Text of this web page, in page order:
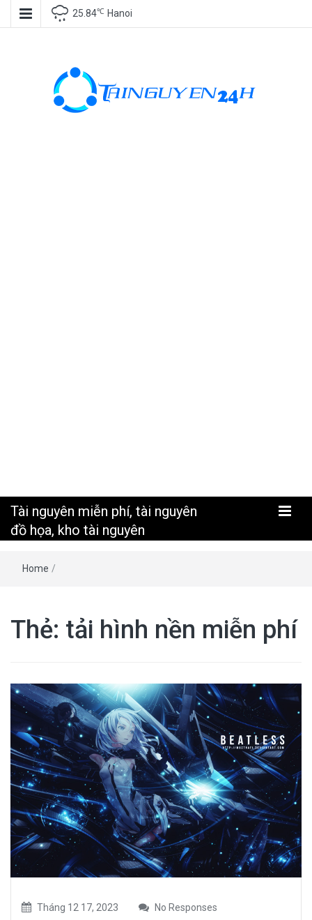
25.84℃ Hanoi
Tài nguyên miễn phí, tài nguyên
đồ họa, kho tài nguyên
Home /
Thẻ: tải hình nền miễn phí
Tháng 12 17, 2023 No Responses